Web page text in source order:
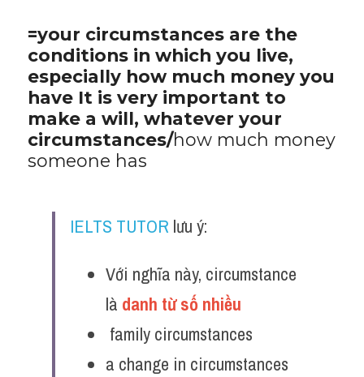
=your circumstances are the
conditions in which you live,
especially how much money you
have It is very important to
make a will, whatever your
circumstances/how much money
someone has
IELTS TUTOR lưu ý:
Với nghĩa này, circumstance
là danh từ số nhiều
family circumstances
a change in circumstances